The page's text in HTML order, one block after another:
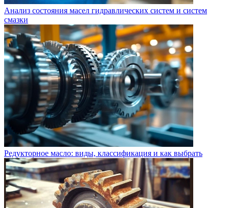
Анализ состояния масел гидравлических систем и систем
смазки
Редукторное масло: виды, классификация и как выбрать